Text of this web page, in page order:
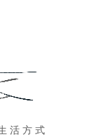
活 方 式